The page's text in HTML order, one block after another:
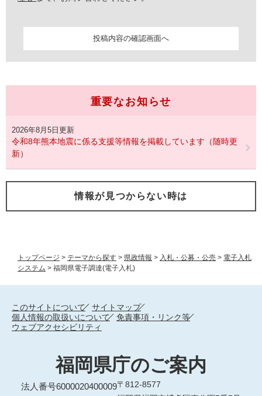
トップページ > テーマから探す > 県政情報 > 入札・公募・公売 > 電子入札
システム > 福岡県電子調達(電子入札)
重要なお知らせ
2026年8月5日更新
令和8年熊本地震に係る支援等情報を掲載しています（随時更
新）
情報が見つからない時は
このサイトについて
サイトマップ
個人情報の取扱いについて
免責事項・リンク等
ウェブアクセシビリティ
福岡県庁のご案内
法人番号6000020400009〒812-8577